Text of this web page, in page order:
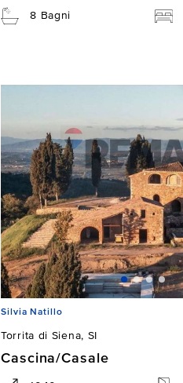
8 Bagni
Silvia Natillo
Torrita di Siena, SI
Cascina/Casale